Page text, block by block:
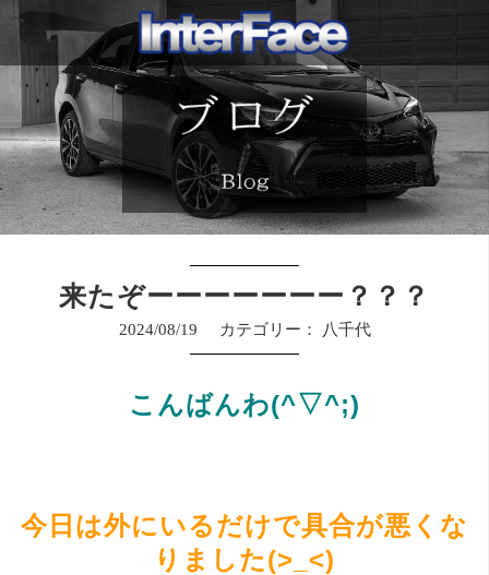
来たぞーーーーーーー？？？
2024/08/19 カテゴリー： 八千代
こんばんわ(^▽^;)
今日は外にいるだけで具合が悪くな
りました(>_<)